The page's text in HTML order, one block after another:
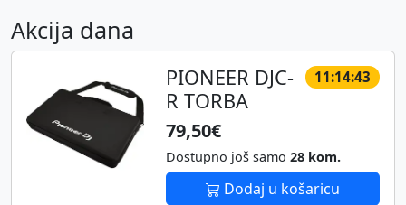
Akcija dana
11:14:43
PIONEER DJC-
R TORBA
79,50€
Dostupno još samo 28 kom.
Dodaj u košaricu